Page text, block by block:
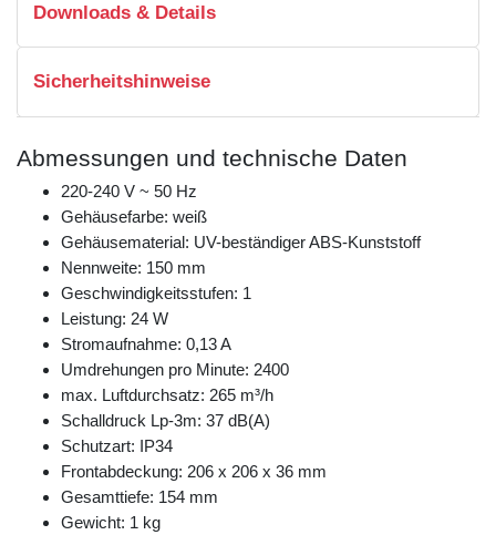
Downloads & Details
Sicherheitshinweise
Abmessungen und technische Daten
220-240 V ~ 50 Hz
Gehäusefarbe: weiß
Gehäusematerial: UV-beständiger ABS-Kunststoff
Nennweite: 150 mm
Geschwindigkeitsstufen: 1
Leistung: 24 W
Stromaufnahme: 0,13 A
Umdrehungen pro Minute: 2400
max. Luftdurchsatz: 265 m³/h
Schalldruck Lp-3m: 37 dB(A)
Schutzart: IP34
Frontabdeckung: 206 x 206 x 36 mm
Gesamttiefe: 154 mm
Gewicht: 1 kg